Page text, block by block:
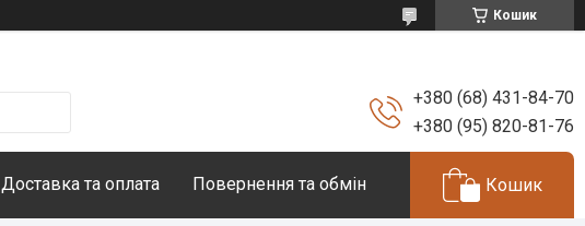
Кошик
+380 (68) 431-84-70
+380 (95) 820-81-76
Доставка та оплата Повернення та обмін Кошик